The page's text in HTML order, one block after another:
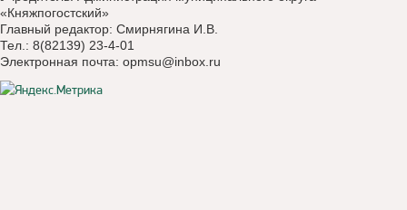
«Княжпогостский»
Главный редактор: Смирнягина И.В.
Тел.: 8(82139) 23-4-01
Электронная почта: opmsu@inbox.ru